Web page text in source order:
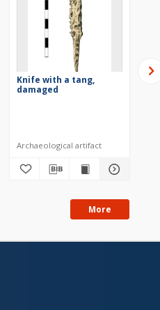
Knife with a tang,
damaged
Archaeological artifact
More